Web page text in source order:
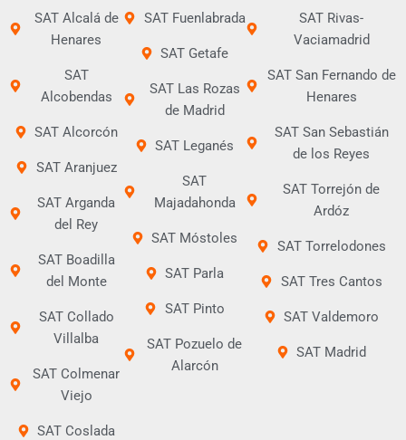
SAT Alcalá de
Henares
SAT
Alcobendas
SAT Alcorcón
SAT Aranjuez
SAT Arganda
del Rey
SAT Boadilla
del Monte
SAT Collado
Villalba
SAT Colmenar
Viejo
SAT Coslada
SAT Fuenlabrada
SAT Getafe
SAT Las Rozas
de Madrid
SAT Leganés
SAT
Majadahonda
SAT Móstoles
SAT Parla
SAT Pinto
SAT Pozuelo de
Alarcón
SAT Rivas-
Vaciamadrid
SAT San Fernando de
Henares
SAT San Sebastián
de los Reyes
SAT Torrejón de
Ardóz
SAT Torrelodones
SAT Tres Cantos
SAT Valdemoro
SAT Madrid